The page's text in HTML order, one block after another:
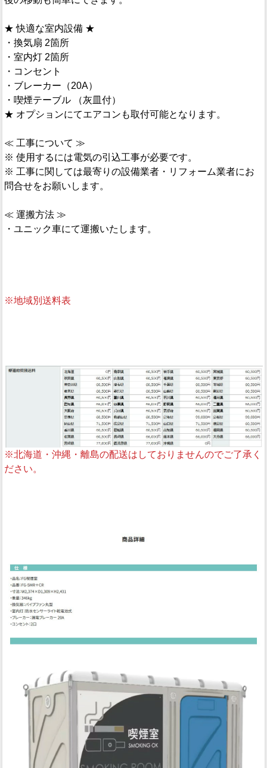
★ 快適な室内設備 ★
・換気扇 2箇所
・室内灯 2箇所
・コンセント
・ブレーカー（20A）
・喫煙テーブル （灰皿付）
★ オプションにてエアコンも取付可能となります。
≪ 工事について ≫
※ 使用するには電気の引込工事が必要です。
※ 工事に関しては最寄りの設備業者・リフォーム業者にお
問合せをお願いします。
≪ 運搬方法 ≫
・ユニック車にて運搬いたします。
※地域別送料表
※北海道・沖縄・離島の配送はしておりませんのでご了承く
ださい。